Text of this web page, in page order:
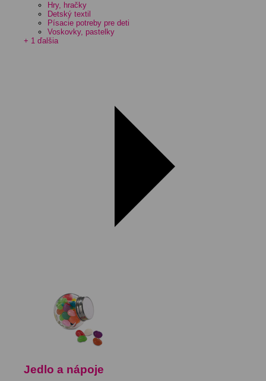
Hry, hračky
Detský textil
Písacie potreby pre deti
Voskovky, pastelky
+ 1 ďalšia
Jedlo a nápoje